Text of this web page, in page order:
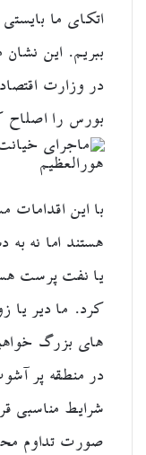
اتکای ما
ببریم. این
در وزارت
بورس را اصلاح
با این
هستند اما نه
یا نفت پرست
کرد. ما دیر یا
های بزرگ
در منطقه پر
شرایط مناسبی
صورت تداوم